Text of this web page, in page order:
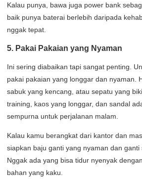
Kalau punya, bawa juga power bank
baik punya baterai berlebih daripada
nggak tepat.
5. Pakai Pakaian yang Nyaman
Ini sering diabaikan tapi sangat penting.
pakai pakaian yang longgar dan nyaman.
sabuk yang kencang, atau sepatu yang
training, kaos yang longgar, dan sandal
sempurna untuk perjalanan malam.
Kalau kamu berangkat dari kantor dan
siapkan baju ganti yang nyaman dan ganti
Nggak ada yang bisa tidur nyenyak
bahan yang kaku.